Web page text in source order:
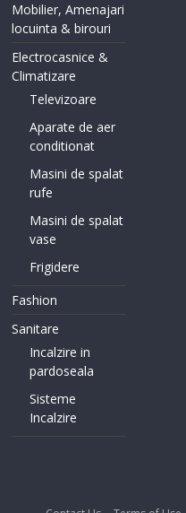
Mobilier, Amenajari
locuinta & birouri
Electrocasnice &
Climatizare
Televizoare
Aparate de aer
conditionat
Masini de spalat
rufe
Masini de spalat
vase
Frigidere
Fashion
Sanitare
Incalzire in
pardoseala
Sisteme
Incalzire